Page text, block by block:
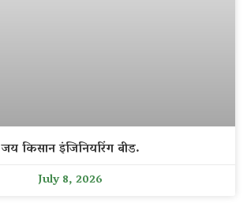
जय किसान इंजिनियरिंग बीड.
July 8, 2026